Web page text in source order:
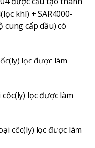
khí) + SAR4000-
cung cấp dầu) có
lọc được làm
lọc được làm
cốc(ly) lọc được làm